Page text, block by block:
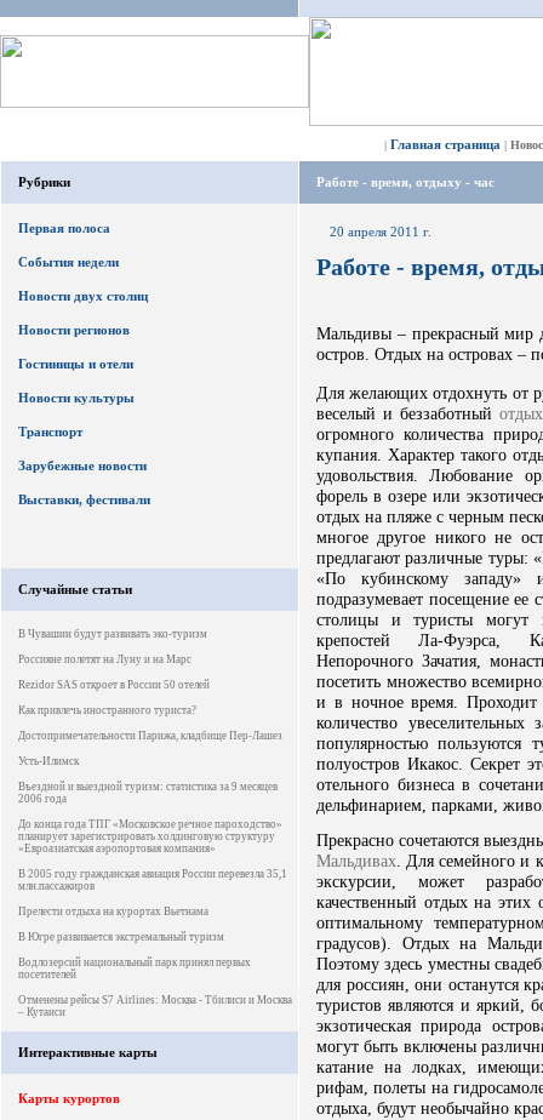
| Главная страница |
Рубрики
Первая полоса
События недели
Новости двух столиц
Новости регионов
Гостиницы и отели
Новости культуры
Транспорт
Зарубежные новости
Выставки, фестивали
Случайные статьи
В Чувашии будут развивать эко-туризм
Россияне полетят на Луну и на Марс
Rezidor SAS откроет в России 50 отелей
Как привлечь иностранного туриста?
Достопримечательности Парижа, кладбище Пер-Лашез
Усть-Илимск
Въездной и выездной туризм: статистика за 9 месяцев
2006 года
До конца года ТПГ «Московское речное пароходство»
планирует зарегистрировать холдинговую структуру
«Евроазиатская аэропортовая компания»
В 2005 году гражданская авиация России перевезла 35,1
млн.пассажиров
Прелести отдыха на курортах Вьетнама
В Югре развивается экстремальный туризм
Водлозерсий национальный парк принял первых
посетителей
Отменены рейсы S7 Airlines: Москва - Тбилиси и Москва
– Кутаиси
Интерактивные карты
Карты курортов
Работе - время, отдыху - час
20 апреля 2011 г.
Работе - время,
Мальдивы – прекрасный мир
остров. Отдых на островах –
Для желающих отдохнуть от
веселый и беззаботный
огромного количества
купания. Характер такого
удовольствия. Любование
форель в озере или
отдых на пляже с черным
многое другое никого не
предлагают различные туры:
«По кубинскому западу»
подразумевает посещение ее
столицы и туристы могут
крепостей Ла-Фуэрса,
Непорочного Зачатия,
посетить множество
и в ночное время. Проходит
количество
популярностью
полуостров Икакос. Секрет
отельного бизнеса в
дельфинарием, парками,
Прекрасно сочетаются
Мальдивах . Для семейного и
экскурсии, может
качественный отдых на этих
оптимальному
градусов). Отдых на
Поэтому здесь уместны
для россиян, они останутся
туристов являются и яркий,
экзотическая природа
могут быть включены
катание на лодках,
рифам, полеты на
отдыха, будут необычайно